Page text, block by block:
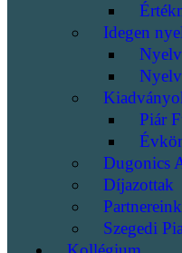
Idegen
Piár
Dugonics
Díjazottak
Partnereink
Szegedi